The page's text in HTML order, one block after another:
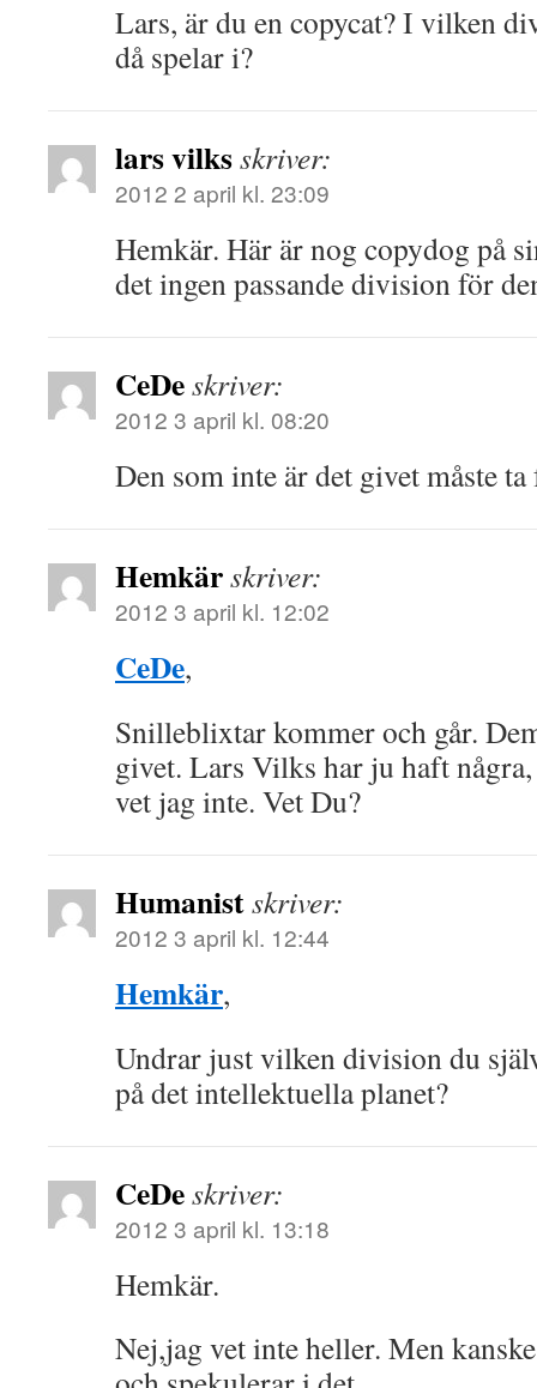
Lars, är du en copycat? I vilken
då spelar i?
lars vilksskriver:
2012 2 april kl. 23:09
Hemkär. Här är nog copydog på
det ingen passande division för
CeDeskriver:
2012 3 april kl. 08:20
Den som inte är det givet måste
Hemkärskriver:
2012 3 april kl. 12:02
CeDe,
Snilleblixtar kommer och går.
givet. Lars Vilks har ju haft
vet jag inte. Vet Du?
Humanistskriver:
2012 3 april kl. 12:44
Hemkär,
Undrar just vilken division du
på det intellektuella planet?
CeDeskriver:
2012 3 april kl. 13:18
Hemkär.
Nej,jag vet inte heller. Men